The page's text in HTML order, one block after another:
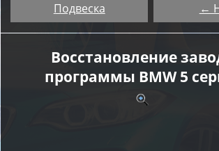
Подвеска ←
Восстановление
программы BMW 5